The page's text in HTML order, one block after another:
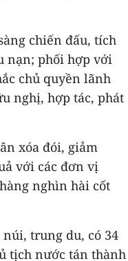
chiến đấu, tích
nạn; phối hợp với
chủ quyền lãnh
nghị, hợp tác, phát
xóa đói, giảm
với các đơn vị
nghìn hài cốt
trung du, có 34
tịch nước tán thành